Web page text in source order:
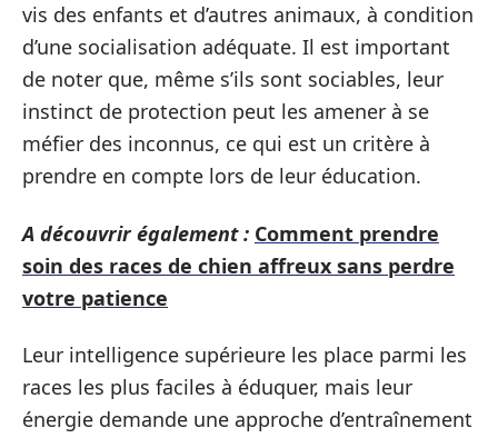
vis des enfants et d’autres animaux, à condition
d’une socialisation adéquate. Il est important
de noter que, même s’ils sont sociables, leur
instinct de protection peut les amener à se
méfier des inconnus, ce qui est un critère à
prendre en compte lors de leur éducation.
A découvrir également : Comment prendre
soin des races de chien affreux sans perdre
votre patience
Leur intelligence supérieure les place parmi les
races les plus faciles à éduquer, mais leur
énergie demande une approche d’entraînement